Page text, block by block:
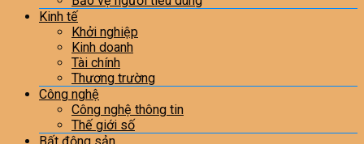
Kinh tế
Khởi nghiệp
Kinh doanh
Tài chính
Thương trường
Công nghệ
Công nghệ thông tin
Thế giới số